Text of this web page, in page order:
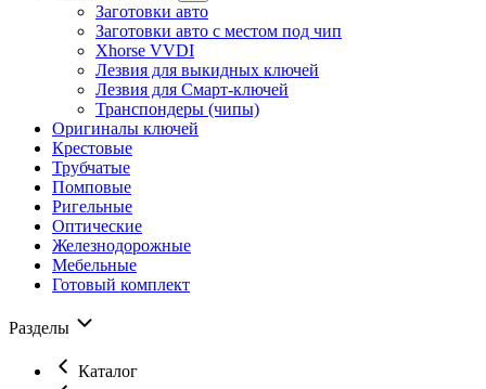
Заготовки авто
Заготовки авто с местом под чип
Xhorse VVDI
Лезвия для выкидных ключей
Лезвия для Смарт-ключей
Транспондеры (чипы)
Оригиналы ключей
Крестовые
Трубчатые
Помповые
Ригельные
Оптические
Железнодорожные
Мебельные
Готовый комплект
Разделы
Каталог